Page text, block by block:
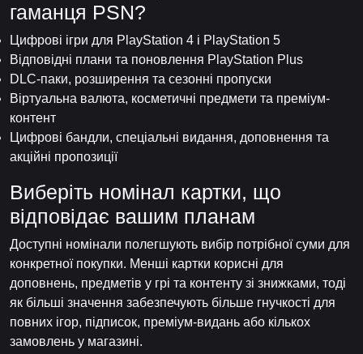
гаманця PSN?
Цифрові ігри для PlayStation 4 і PlayStation 5
Відповідні плани та поновлення PlayStation Plus
DLC-паки, розширення та сезонні пропуски
Віртуальна валюта, косметичні предмети та преміум-
контент
Цифрові бандли, спеціальні видання, доповнення та
акційні пропозиції
Виберіть номінал картки, що
відповідає вашим планам
Доступні номінали полегшують вибір потрібної суми для
конкретної покупки. Менші картки корисні для
доповнень, предметів у грі та контенту зі знижками, тоді
як більші значення забезпечують більше гнучкості для
повних ігор, підписок, преміум-видань або кількох
замовлень у магазині.